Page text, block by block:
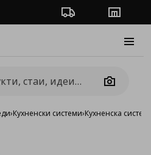
Проследяване на
Camera
›Кухненски системи›Кухненска